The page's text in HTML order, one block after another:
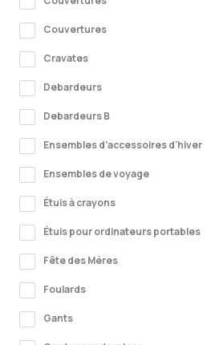
Couvertures
Cravates
Debardeurs
Debardeurs B
Ensembles d'accessoires d'hiver
Ensembles de voyage
Étuis à crayons
Étuis pour ordinateurs portables
Fête des Méres
Foulards
Gants